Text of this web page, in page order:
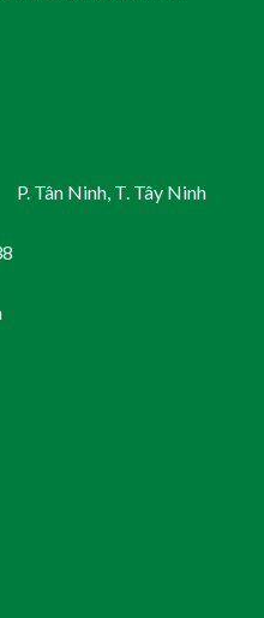
Tân Ninh, T. Tây Ninh